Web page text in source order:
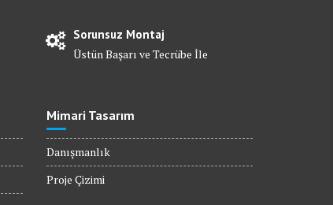
Sorunsuz Montaj
Üstün Başarı ve Tecrübe İle
Mimari Tasarım
Danışmanlık
Proje Çizimi